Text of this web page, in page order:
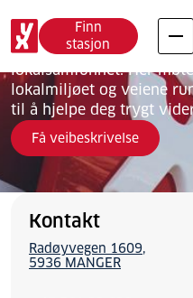
Finn
stasjon
YX Manger
Velkommen til YX
lokalsamfunnet. Her
lokalmiljøet og veiene
til å hjelpe deg trygt
Få veibeskrivelse
Kontakt
Radøyvegen 1609
5936 MANGER